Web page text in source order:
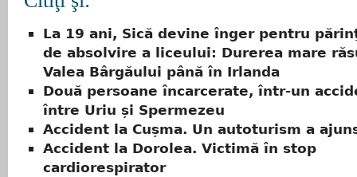
La 19 ani, Sică devine înger pentru
de absolvire a liceului: Durerea mare
Valea Bârgăului până în Irlanda
Două persoane încarcerate, într-un
între Uriu și Spermezeu
Accident la Cușma. Un autoturism a
Accident la Dorolea. Victimă în stop
cardiorespirator